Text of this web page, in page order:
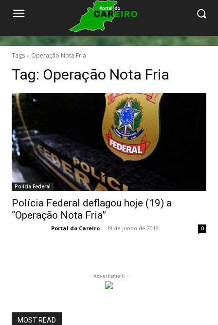
Tags Operação Nota Fria
Tag: Operação Nota Fria
Polícia Federal
Polícia Federal deflagou hoje (19) a
“Operação Nota Fria”
Portal do Careiro - 19 de junho de 2019 0
- Advertisment -
MOST READ